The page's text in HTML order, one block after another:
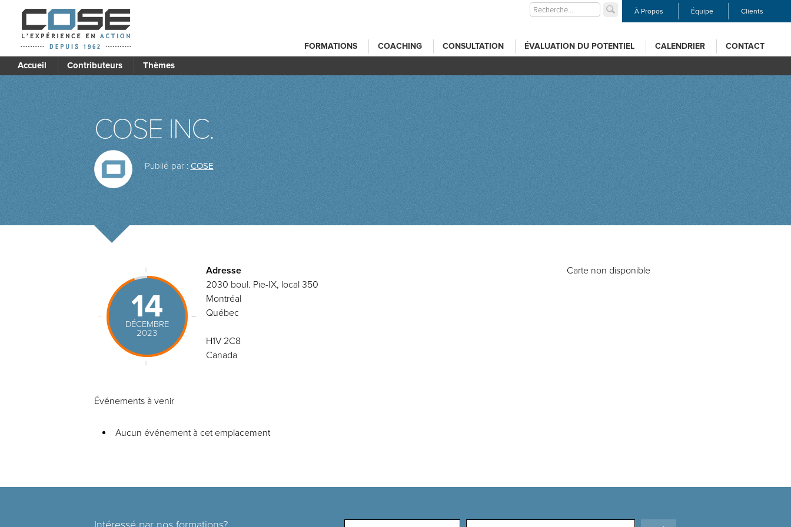
À Propos Équipe Clients
FORMATIONS COACHING CONSULTATION ÉVALUATION DU POTENTIEL CALENDRIER CONTACT
Accueil Contributeurs Thèmes
COSE INC.
Publié par : COSE
14
DÉCEMBRE
2023
Carte non disponible
Adresse
2030 boul. Pie-IX, local 350
Montréal
Québec
H1V 2C8
Canada
Événements à venir
Aucun événement à cet emplacement